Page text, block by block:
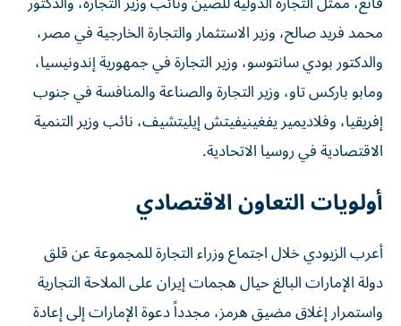
محمد فريد صالح، وزير الاستثمار والتجارة الخارجية في مصر،
والدكتور بودي سانتوسو، وزير التجارة في جمهورية إندونيسيا،
ومابو باركس تاو، وزير التجارة والصناعة والمنافسة في جنوب
إفريقيا، وفلاديمير يفغينيفيتش إيليتشيف، نائب وزير التنمية
الاقتصادية في روسيا الاتحادية.
أولويات التعاون الاقتصادي
أعرب الزيودي خلال اجتماع وزراء التجارة للمجموعة عن قلق
دولة الإمارات البالغ حيال هجمات إيران على الملاحة التجارية
واستمرار إغلاق مضيق هرمز، مجدداً دعوة الإمارات إلى إعادة